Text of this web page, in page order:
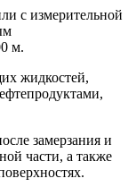
с измерительной
м.
жидкостей,
замерзания и
части, а также